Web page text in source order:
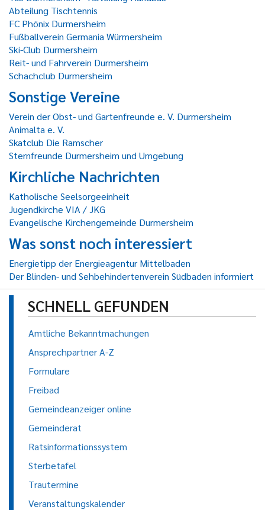
Abteilung Tischtennis
FC Phönix Durmersheim
Fußballverein Germania Würmersheim
Ski-Club Durmersheim
Reit- und Fahrverein Durmersheim
Schachclub Durmersheim
Sonstige Vereine
Verein der Obst- und Gartenfreunde e. V. Durmersheim
Animalta e. V.
Skatclub Die Ramscher
Sternfreunde Durmersheim und Umgebung
Kirchliche Nachrichten
Katholische Seelsorgeeinheit
Jugendkirche VIA / JKG
Evangelische Kirchengemeinde Durmersheim
Was sonst noch interessiert
Energietipp der Energieagentur Mittelbaden
Der Blinden- und Sehbehindertenverein Südbaden informiert
SCHNELL GEFUNDEN
Amtliche Bekanntmachungen
Ansprechpartner A-Z
Formulare
Freibad
Gemeindeanzeiger online
Gemeinderat
Ratsinformationssystem
Sterbetafel
Trautermine
Veranstaltungskalender